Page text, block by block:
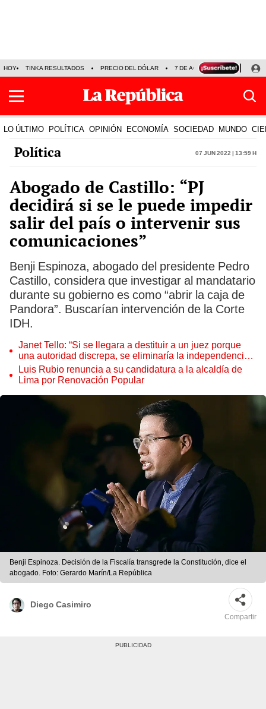
HOY TINKA RESULTADOS PRECIO DEL DÓLAR 7 DE AGOSTO OLLANTA
LO ÚLTIMO POLÍTICA OPINIÓN ECONOMÍA SOCIEDAD MUNDO
Política 07 Jun 2022 | 13:59 h
Abogado de Castillo: “PJ
decidirá si se le puede impedir
salir del país o intervenir sus
comunicaciones”
Benji Espinoza, abogado del presidente Pedro
Castillo, considera que investigar al mandatario
durante su gobierno es como “abrir la caja de
Pandora”. Buscarían intervención de la Corte
IDH.
Janet Tello: “Si se llegara a destituir a un juez porque
una autoridad discrepa, se eliminaría la independencia
judicial”
Luis Rubio renuncia a su candidatura a la alcaldía de
Lima por Renovación Popular
Benji Espinoza. Decisión de la Fiscalía transgrede la Constitución, dice el
abogado. Foto: Gerardo Marín/La República
Diego Casimiro
Compartir